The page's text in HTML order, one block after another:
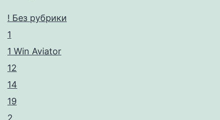
! Без рубрики
1
1 Win Aviator
12
14
19
2